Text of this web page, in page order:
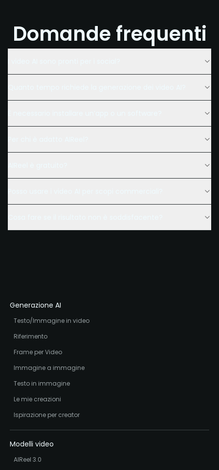
Domande frequenti
Generazione AI
Testo/Immagine in video
Riferimento
Frame per Video
Immagine a immagine
Testo in immagine
Le mie creazioni
Ispirazione per creator
Modelli video
AIReel 3.0